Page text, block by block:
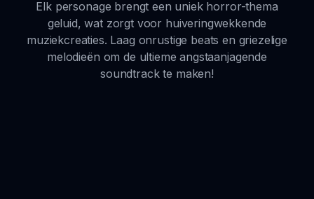
Elk personage brengt een uniek horror-thema
geluid, wat zorgt voor huiveringwekkende
muziekcreaties. Laag onrustige beats en griezelige
melodieën om de ultieme angstaanjagende
soundtrack te maken!